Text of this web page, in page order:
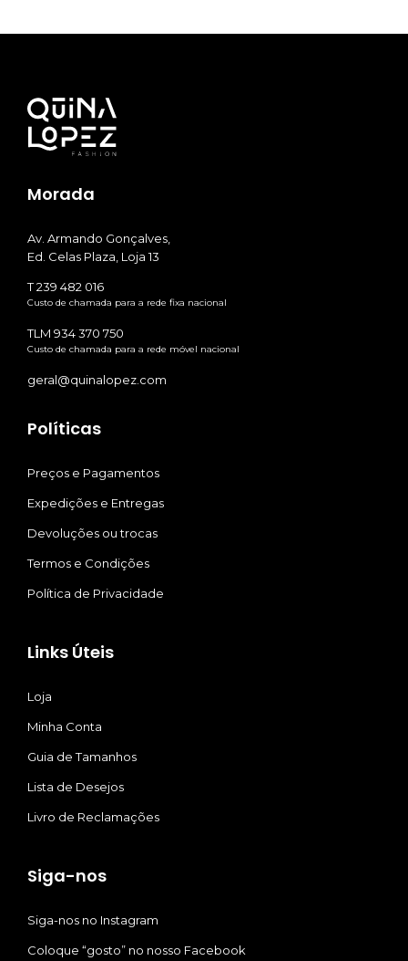
Morada
Av. Armando Gonçalves,
Ed. Celas Plaza, Loja 13
T 239 482 016
Custo de chamada para a rede fixa nacional
TLM 934 370 750
Custo de chamada para a rede móvel nacional
geral@quinalopez.com
Políticas
Preços e Pagamentos
Expedições e Entregas
Devoluções ou trocas
Termos e Condições
Política de Privacidade
Links Úteis
Loja
Minha Conta
Guia de Tamanhos
Lista de Desejos
Livro de Reclamações
Siga-nos
Siga-nos no Instagram
Coloque “gosto” no nosso Facebook